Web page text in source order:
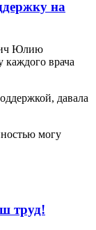
на
Юлию
каждого врача
давала
могу
труд!